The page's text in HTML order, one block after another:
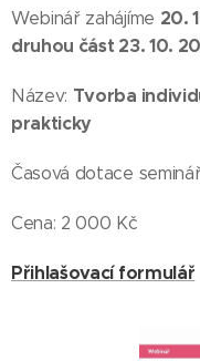
Webinář zahájíme 20.
druhou část 23. 10.
Název: Tvorba
prakticky
Časová dotace
Cena: 2 000 Kč
Přihlašovací formulář